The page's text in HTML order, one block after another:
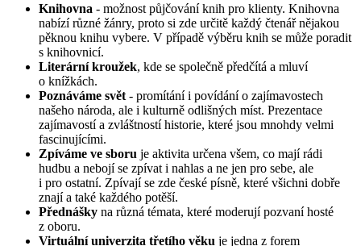
Knihovna - možnost půjčování knih pro klienty. Knihovna
nabízí různé žánry, proto si zde určitě každý čtenář nějakou
pěknou knihu vybere. V případě výběru knih se může poradit
s knihovnicí.
Literární kroužek, kde se společně předčítá a mluví
o knížkách.
Poznáváme svět - promítání i povídání o zajímavostech
našeho národa, ale i kulturně odlišných míst. Prezentace
zajímavostí a zvláštností historie, které jsou mnohdy velmi
fascinujícími.
Zpíváme ve sboru je aktivita určena všem, co mají rádi
hudbu a nebojí se zpívat i nahlas a ne jen pro sebe, ale
i pro ostatní. Zpívají se zde české písně, které všichni dobře
znají a také každého potěší.
Přednášky na různá témata, které moderují pozvaní hosté
z oboru.
Virtuální univerzita třetího věku je jedna z forem